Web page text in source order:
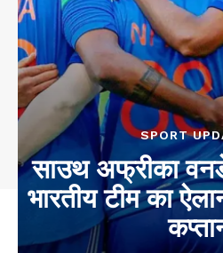
SPORT
साउथ अफ्रीका
भारतीय टीम का